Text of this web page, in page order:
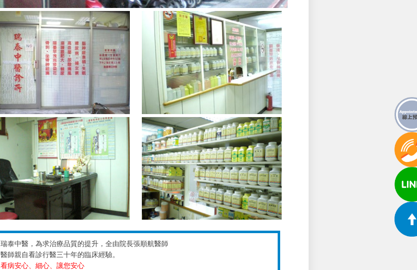
瑞泰中醫，為求治療品質的提升，全由院長張順航醫師
醫師親自看診行醫三十年的臨床經驗。
看病安心、細心、讓您安心